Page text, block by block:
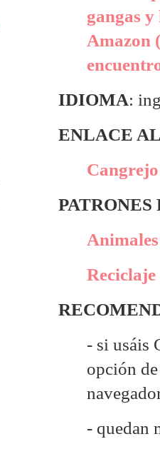
gangas
Amazon
IDIOMA:
ENLACE
- si usáis
opción
- quedan